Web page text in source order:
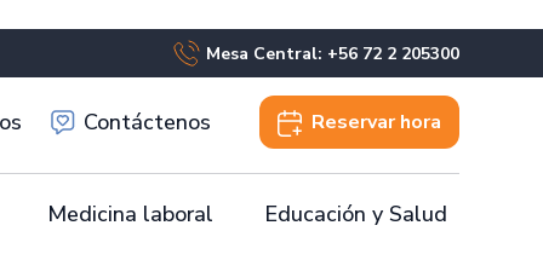
Mesa Central: +56 72 2 205300
Contáctenos Reservar hora
Medicina laboral Educación y Salud